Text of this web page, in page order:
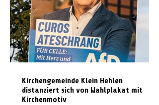
Kirchengemeinde Klein Hehlen
distanziert sich von Wahlplakat mit
Kirchenmotiv